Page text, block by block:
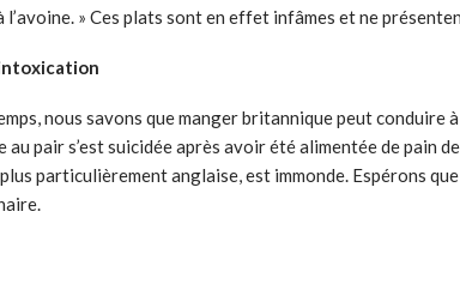
l’avoine. » Ces plats sont en effet infâmes et ne
nous savons que manger britannique peut
au pair s’est suicidée après avoir été alimentée de pain
particulièrement anglaise, est immonde. Espérons